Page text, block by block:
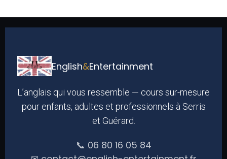
English&Entertainment
L’anglais qui vous ressemble — cours sur-mesure
pour enfants, adultes et professionnels à Serris
et Guérard.
📞 06 80 16 05 84